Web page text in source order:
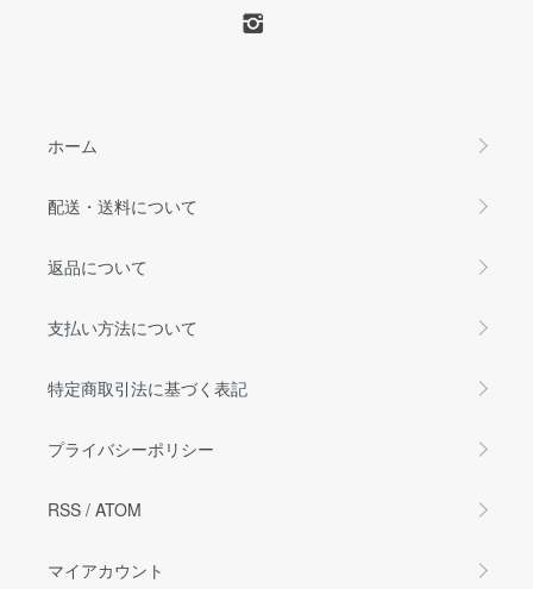
ホーム
配送・送料について
返品について
支払い方法について
特定商取引法に基づく表記
プライバシーポリシー
RSS / ATOM
マイアカウント